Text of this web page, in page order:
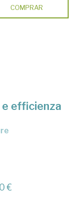
COMPRAR
efficienza
€